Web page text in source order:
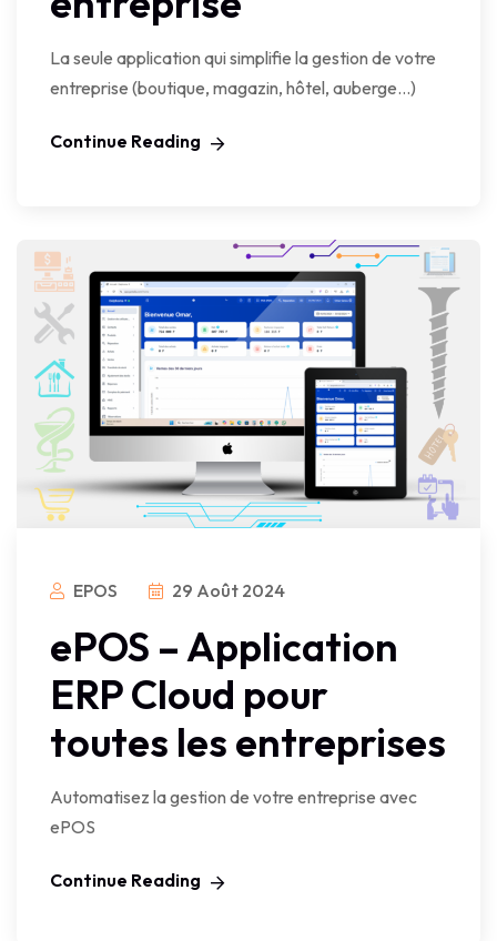
La seule application qui simplifie la gestion de votre
entreprise (boutique, magazin, hôtel, auberge…)
Continue Reading
EPOS 29 Août 2024
ePOS – Application
ERP Cloud pour
toutes les entreprises
Automatisez la gestion de votre entreprise avec
ePOS
Continue Reading